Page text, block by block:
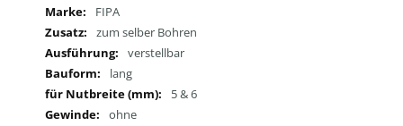
Mehr
Informationen
FIPA
zum selber Bohren
verstellbar
lang
5 & 6
ohne